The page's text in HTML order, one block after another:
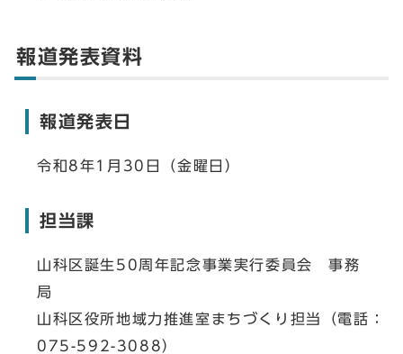
報道発表資料
報道発表日
令和8年1月30日（金曜日）
担当課
山科区誕生50周年記念事業実行委員会 事務
局
山科区役所地域力推進室まちづくり担当（電話：
075-592-3088）